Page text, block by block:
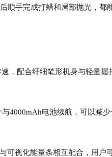
顺手完成打蜡和局部抛光，都
速，配合纤细笔形机身与轻量
4000mAh电池续航，可以减
可视化能量条相互配合，用户